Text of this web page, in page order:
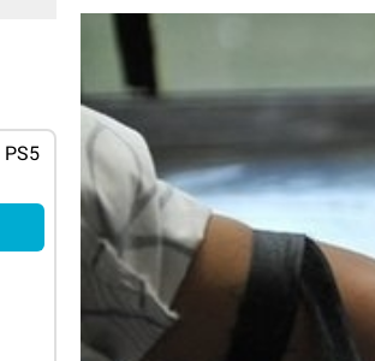
خرید قطعات و بیمه ماشین با یدک دات کام؛
سریع عضو شو
کلیک کن!